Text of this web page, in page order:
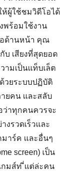
ห้ผู้ใช้ชมวิดีโอได้
พร้อมใช้งาน
อด้านหน้า คุณ
บ เสียงที่สุดยอด
ามเป็นแท็บเล็ต
ด้วยระบบปฏิบัติ
ยคน และสลับ
ว่าทุกคนควรจะ
งรวดเร็วและ
มาร์ค และอื่นๆ
screen) เป็น
เกมส์ท ี่แต่ล่ะคน